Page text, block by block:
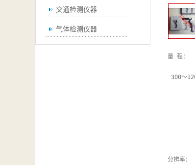
交通检测仪器
气体检测仪器
量 程：
分辨率：